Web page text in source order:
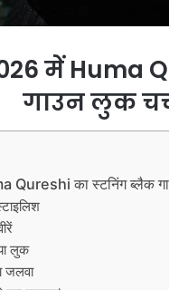
मेंHuma
गाउन लुक
का स्टनिंग ब्लैक
लुक
जलवा